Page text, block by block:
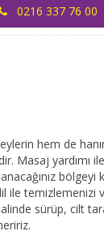
0216 337 76 00
hem de
Masaj yardımı
bölgeyi
ile temizlemenizi
sürüp, cilt